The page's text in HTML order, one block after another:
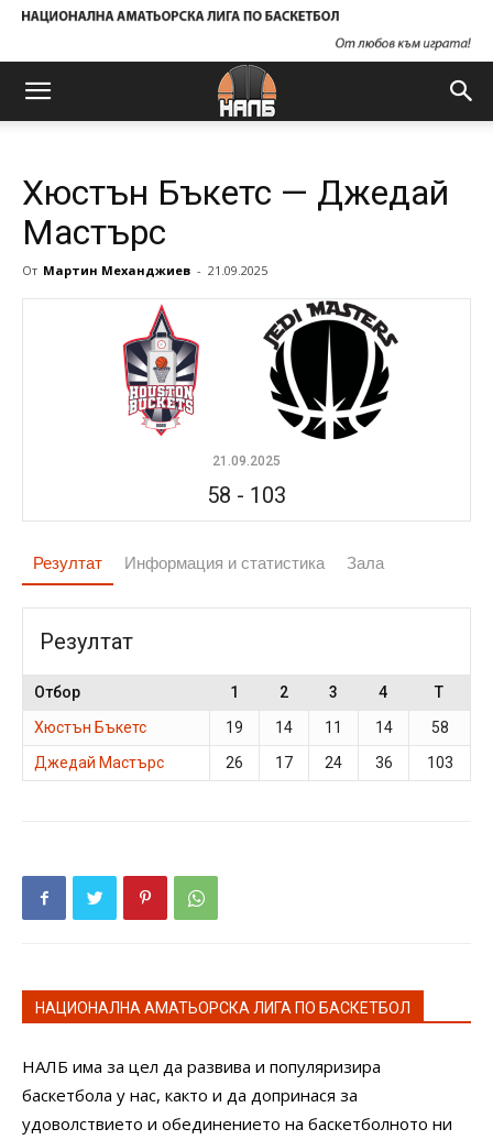
Хюстън Бъкетс — Джедай
Мастърс
От Мартин Механджиев - 21.09.2025
21.09.2025
58 - 103
Резултат Информация и статистика Зала
Резултат
Отбор 1 2 3 4
T
Хюстън Бъкетс
19 14 11 14
58
Джедай Мастърс
26 17 24 36 103
НАЦИОНАЛНА АМАТЬОРСКА ЛИГА ПО БАСКЕТБОЛ
НАЛБ има за цел да развива и популяризира
баскетбола у нас, както и да допринася за
удоволствието и обединението на баскетболното ни